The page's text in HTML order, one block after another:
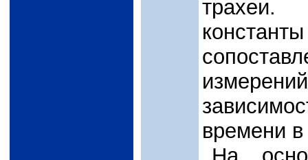
трахеи.
времени в